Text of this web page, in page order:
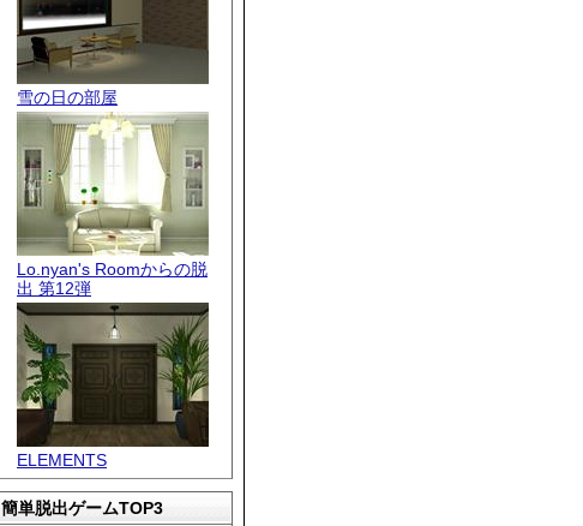
雪の日の部屋
Lo.nyan's Roomからの脱
出 第12弾
ELEMENTS
簡単脱出ゲームTOP3